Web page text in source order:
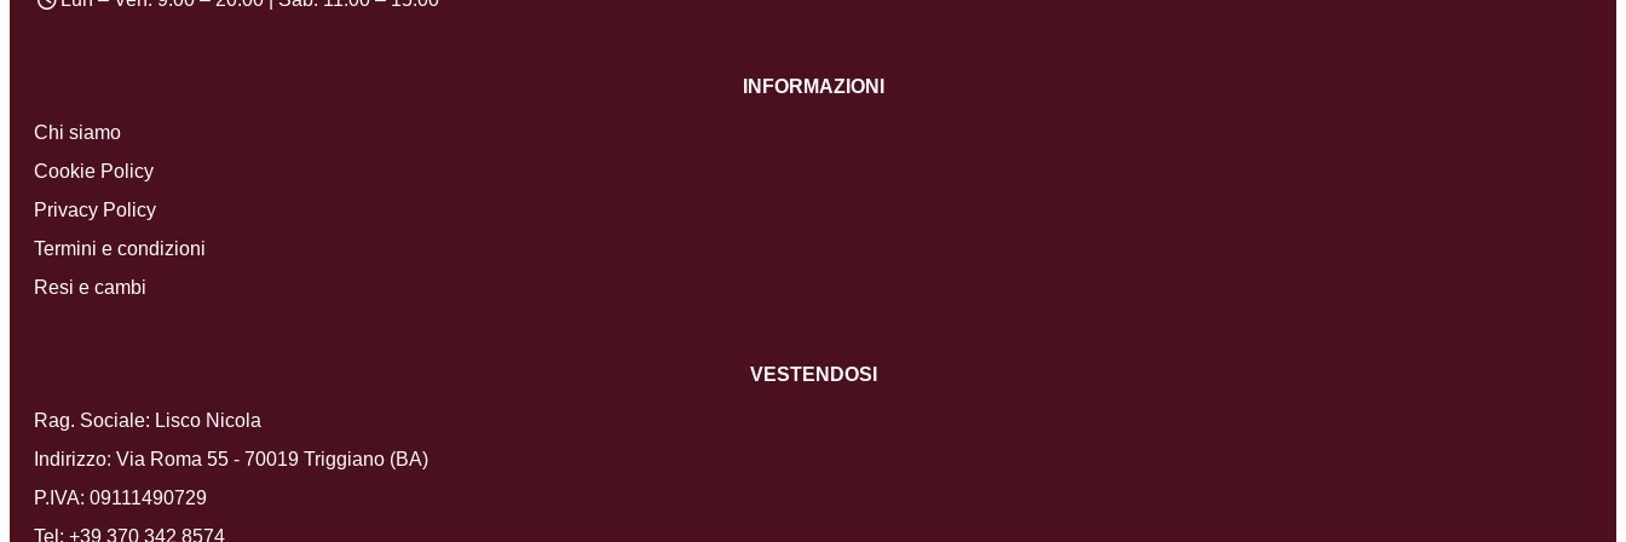
INFORMAZIONI
Chi siamo
Cookie Policy
Privacy Policy
Termini e condizioni
Resi e cambi
VESTENDOSI
Rag. Sociale: Lisco Nicola
Indirizzo: Via Roma 55 - 70019 Triggiano (BA)
P.IVA: 09111490729
Tel: +39 370 342 8574